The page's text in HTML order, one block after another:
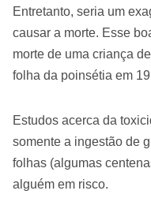
Entretanto, seria um
causar a morte. Esse
morte de uma criança
folha da poinsétia em
Estudos acerca da
somente a ingestão de
folhas (algumas
alguém em risco.